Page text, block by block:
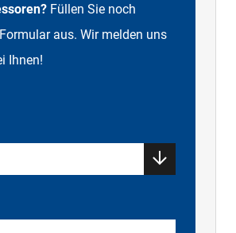
Füllen Sie noch
aus. Wir melden uns
Ihnen!